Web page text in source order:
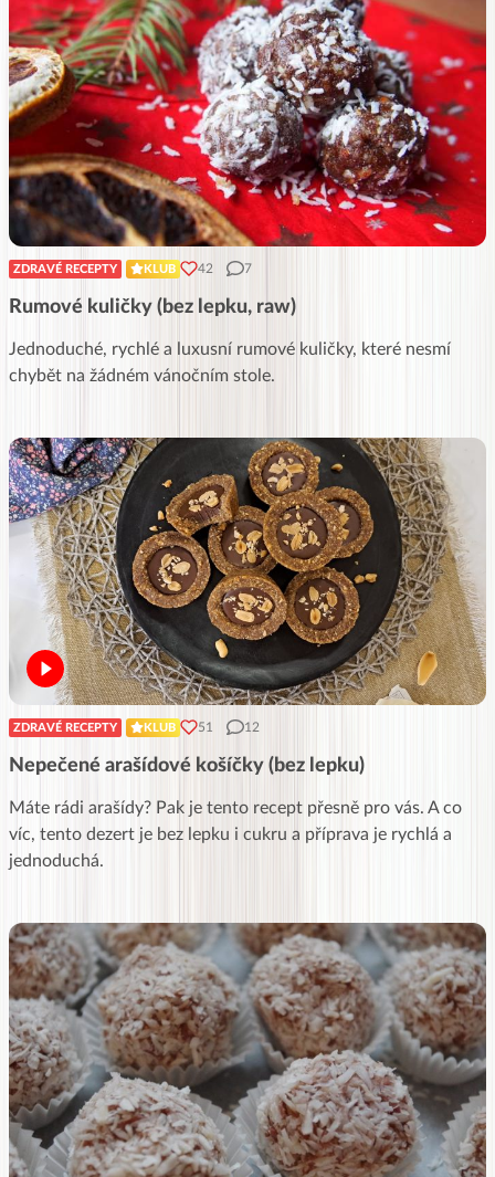
ZDRAVÉ RECEPTY KLUB 42 7
Rumové kuličky (bez lepku, raw)
Jednoduché, rychlé a luxusní rumové kuličky, které nesmí
chybět na žádném vánočním stole.
ZDRAVÉ RECEPTY KLUB 51 12
Nepečené arašídové košíčky (bez lepku)
Máte rádi arašídy? Pak je tento recept přesně pro vás. A co
víc, tento dezert je bez lepku i cukru a příprava je rychlá a
jednoduchá.